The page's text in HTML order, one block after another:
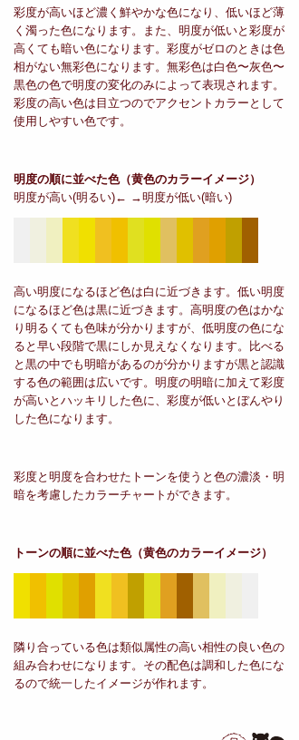
彩度が高いほど濃く鮮やかな色になり、低いほど薄
く濁った色になります。また、明度が低いと彩度が
高くても暗い色になります。彩度がゼロのときは色
相がない無彩色になります。無彩色は白色〜灰色〜
黒色の色で明度の変化のみによって表現されます。
彩度の高い色は目立つのでアクセントカラーとして
使用しやすい色です。
明度の順に並べた色（黄色のカラーイメージ）
明度が高い(明るい)← →明度が低い(暗い)
高い明度になるほど色は白に近づきます。低い明度
になるほど色は黒に近づきます。高明度の色はかな
り明るくても色味が分かりますが、低明度の色にな
ると早い段階で黒にしか見えなくなります。比べる
と黒の中でも明暗があるのが分かりますが黒と認識
する色の範囲は広いです。明度の明暗に加えて彩度
が高いとハッキリした色に、彩度が低いとぼんやり
した色になります。
彩度と明度を合わせたトーンを使うと色の濃淡・明
暗を考慮したカラーチャートができます。
トーンの順に並べた色（黄色のカラーイメージ）
隣り合っている色は類似属性の高い相性の良い色の
組み合わせになります。その配色は調和した色にな
るので統一したイメージが作れます。